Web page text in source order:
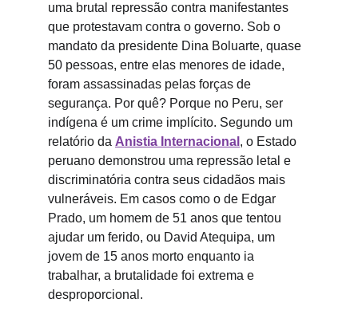
uma brutal repressão contra manifestantes
que protestavam contra o governo. Sob o
mandato da presidente Dina Boluarte, quase
50 pessoas, entre elas menores de idade,
foram assassinadas pelas forças de
segurança. Por quê? Porque no Peru, ser
indígena é um crime implícito. Segundo um
relatório da Anistia Internacional , o Estado
peruano demonstrou uma repressão letal e
discriminatória contra seus cidadãos mais
vulneráveis. Em casos como o de Edgar
Prado, um homem de 51 anos que tentou
ajudar um ferido, ou David Atequipa, um
jovem de 15 anos morto enquanto ia
trabalhar, a brutalidade foi extrema e
desproporcional.